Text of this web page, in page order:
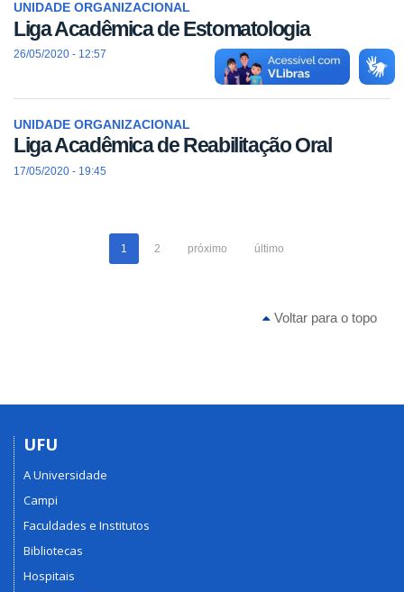
UNIDADE ORGANIZACIONAL
Liga Acadêmica de Estomatologia
26/05/2020 - 12:57
UNIDADE ORGANIZACIONAL
Liga Acadêmica de Reabilitação Oral
17/05/2020 - 19:45
1 2 próximo último
Voltar para o topo
UFU
A Universidade
Campi
Faculdades e Institutos
Bibliotecas
Hospitais